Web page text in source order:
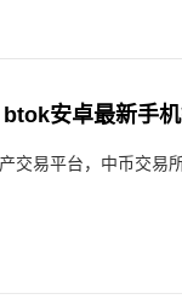
安卓最新手
交易平台，中币交易